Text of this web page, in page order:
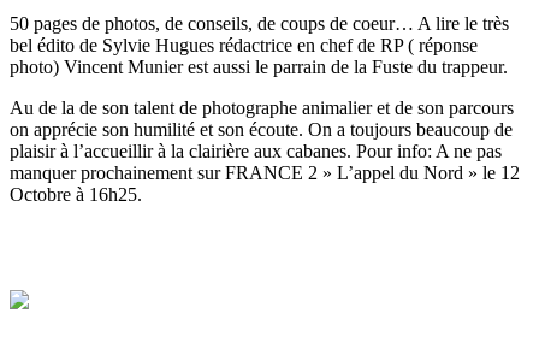
50 pages de photos, de conseils, de coups de coeur… A lire le très
bel édito de Sylvie Hugues rédactrice en chef de RP ( réponse
photo) Vincent Munier est aussi le parrain de la Fuste du trappeur.
Au de la de son talent de photographe animalier et de son parcours
on apprécie son humilité et son écoute. On a toujours beaucoup de
plaisir à l’accueillir à la clairière aux cabanes. Pour info: A ne pas
manquer prochainement sur FRANCE 2 » L’appel du Nord » le 12
Octobre à 16h25.